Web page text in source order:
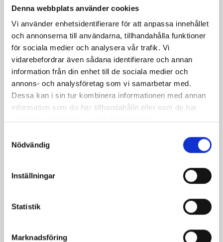
Denna webbplats använder cookies
Vi använder enhetsidentifierare för att anpassa innehållet
och annonserna till användarna, tillhandahålla funktioner
för sociala medier och analysera vår trafik. Vi
vidarebefordrar även sådana identifierare och annan
information från din enhet till de sociala medier och
annons- och analysföretag som vi samarbetar med.
Dessa kan i sin tur kombinera informationen med annan
information som du har tillhandahållit eller som de har
Nödvändig
Inställningar
Statistik
Marknadsföring
Kycklingpasta med
champinjoner
Produkter i receptet: